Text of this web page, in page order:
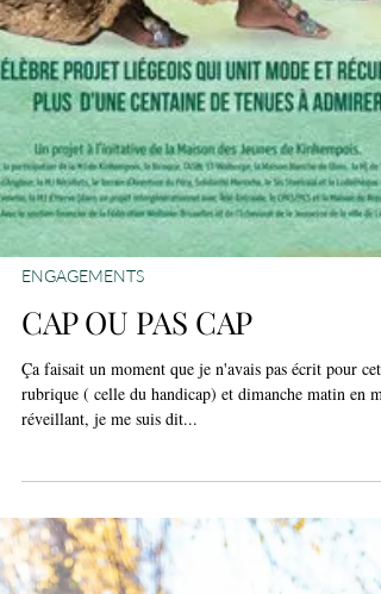
ENGAGEMENTS
CAP OU PAS CAP
Ça faisait un moment que je n'avais pas écrit pour cette
réveillant, je me suis dit...